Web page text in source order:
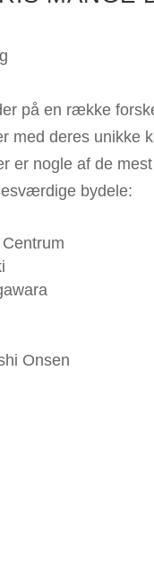
på en række
med deres unikke
er nogle af de mest
bydele:
Onsen